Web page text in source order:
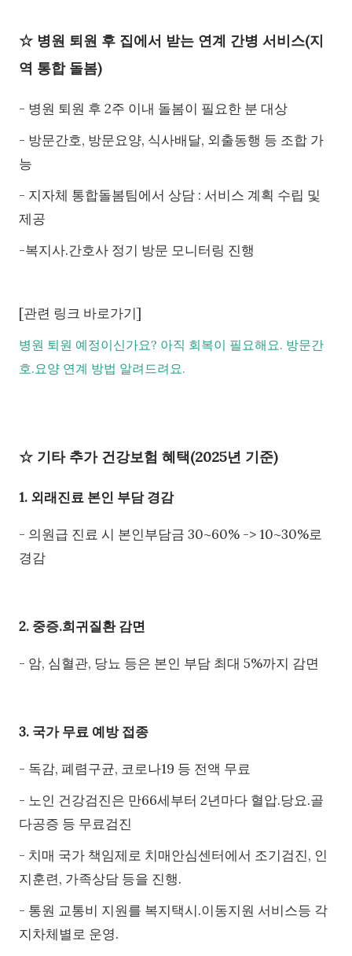
☆ 병원 퇴원 후 집에서 받는 연계 간병 서비스(지
역 통합 돌봄)
- 병원 퇴원 후 2주 이내 돌봄이 필요한 분 대상
- 방문간호, 방문요양, 식사배달, 외출동행 등 조합 가
능
- 지자체 통합돌봄팀에서 상담 : 서비스 계획 수립 및
제공
-복지사.간호사 정기 방문 모니터링 진행
[관련 링크 바로가기]
병원 퇴원 예정이신가요? 아직 회복이 필요해요. 방문간
호.요양 연계 방법 알려드려요.
☆ 기타 추가 건강보험 혜택(2025년 기준)
1. 외래진료 본인 부담 경감
- 의원급 진료 시 본인부담금 30~60% -> 10~30%로
경감
2. 중증.희귀질환 감면
- 암, 심혈관, 당뇨 등은 본인 부담 최대 5%까지 감면
3. 국가 무료 예방 접종
- 독감, 폐렴구균, 코로나19 등 전액 무료
- 노인 건강검진은 만66세부터 2년마다 혈압.당요.골
다공증 등 무료검진
- 치매 국가 책임제로 치매안심센터에서 조기검진, 인
지훈련, 가족상담 등을 진행.
- 통원 교통비 지원를 복지택시.이동지원 서비스등 각
지차체별로 운영.